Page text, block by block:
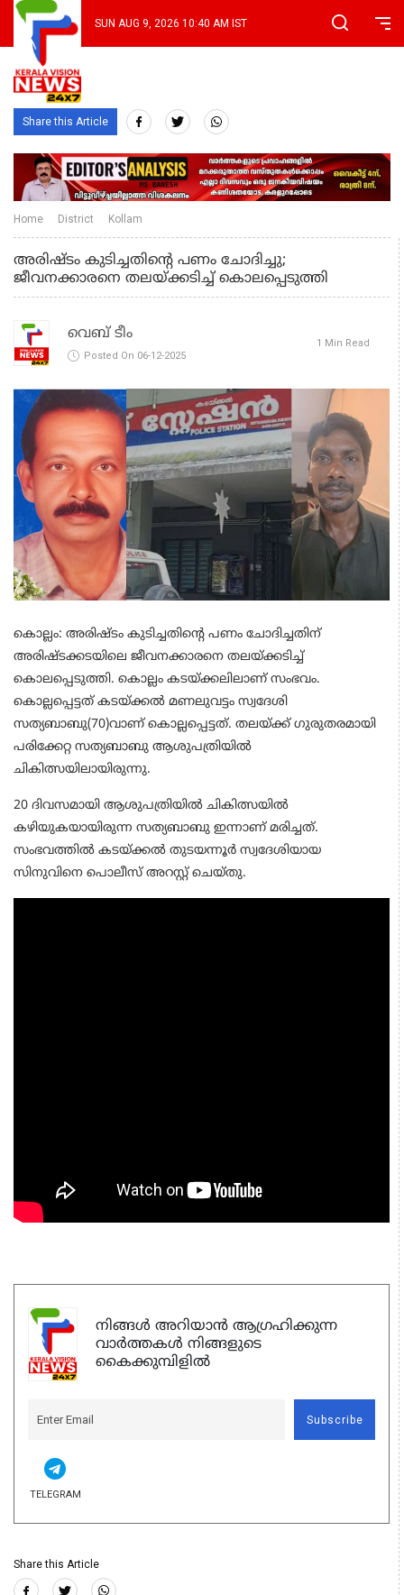
SUN AUG 9, 2026 10:40 AM IST
Share this Article
Home District Kollam
അരിഷ്ടം കുടിച്ചതിന്റെ പണം ചോദിച്ചു;
ജീവനക്കാരനെ തലയ്ക്കടിച്ച് കൊലപ്പെടുത്തി
വെബ് ടീം
Posted On 06-12-2025
1 Min Read
കൊല്ലം: അരിഷ്ടം കുടിച്ചതിന്റെ പണം ചോദിച്ചതിന്
അരിഷ്ടക്കടയിലെ ജീവനക്കാരനെ തലയ്ക്കടിച്ച്
കൊലപ്പെടുത്തി. കൊല്ലം കടയ്ക്കലിലാണ് സംഭവം.
കൊല്ലപ്പെട്ടത് കടയ്ക്കല്‍ മണലുവട്ടം സ്വദേശി
സത്യബാബു(70)വാണ് കൊല്ലപ്പെട്ടത്. തലയ്ക്ക് ഗുരുതരമായി
പരിക്കേറ്റ സത്യബാബു ആശുപത്രിയില്‍
ചികിത്സയിലായിരുന്നു.
20 ദിവസമായി ആശുപത്രിയില്‍ ചികിത്സയില്‍
കഴിയുകയായിരുന്ന സത്യബാബു ഇന്നാണ് മരിച്ചത്.
സംഭവത്തില്‍ കടയ്ക്കല്‍ തുടയന്നൂര്‍ സ്വദേശിയായ
സിനുവിനെ പൊലീസ് അറസ്റ്റ് ചെയ്തു.
നിങ്ങൾ അറിയാൻ ആഗ്രഹിക്കുന്ന
വാർത്തകൾ നിങ്ങളുടെ
കൈക്കുമ്പിളിൽ
Subscribe
TELEGRAM
Share this Article